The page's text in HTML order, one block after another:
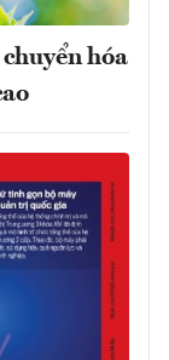
hóa